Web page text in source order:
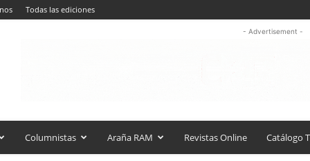
Todas las ediciones
- Advertisement -
Columnistas Araña RAM Revistas Online Catálogo